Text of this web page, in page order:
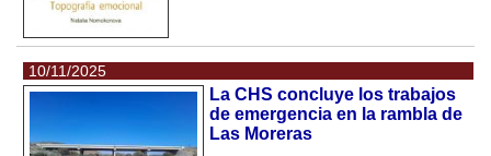
10/11/2025
La CHS concluye los trabajos
de emergencia en la rambla de
Las Moreras